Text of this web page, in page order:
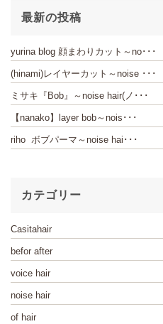
最新の投稿
yurina blog 顔まわりカット～no･･･
(hinami)レイヤーカット～noise ･･･
ミサキ『Bob』～noise hair(ノ･･･
【nanako】layer bob～nois･･･
riho ボブパーマ～noise hai･･･
カテゴリー
Casitahair
befor after
voice hair
noise hair
of hair